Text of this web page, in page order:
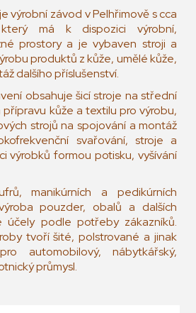
výrobní závod v Pelhřimově s cca
má k dispozici výrobní,
prostory a je vybaven stroji a
produktů z kůže, umělé kůže,
dalšího příslušenství.
obsahuje šicí stroje na střední
přípravu kůže a textilu pro výrobu,
strojů na spojování a montáž
svařování, stroje a
výrobků formou potisku, vyšívání
manikúrních a pedikúrních
pouzder, obalů a dalších
účely podle potřeby zákazníků.
tvoří šité, polstrované a jinak
automobilový, nábytkářský,
průmysl.